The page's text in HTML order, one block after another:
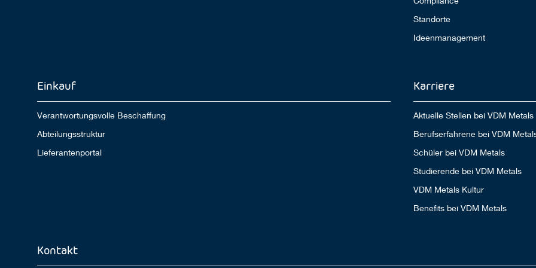
Standorte
Ideenmanagement
Einkauf
Verantwortungsvolle Beschaffung
Abteilungsstruktur
Lieferantenportal
Karriere
Aktuelle Stellen bei VDM Metals
Berufserfahrene bei VDM
Schüler bei VDM Metals
Studierende bei VDM Metals
VDM Metals Kultur
Benefits bei VDM Metals
Kontakt